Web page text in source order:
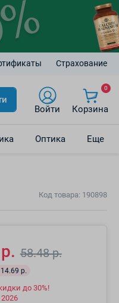
Страхование
Войти
0
Корзина
Оптика Еще
Код товара: 190898
58.48 р.
р.
до 30%!